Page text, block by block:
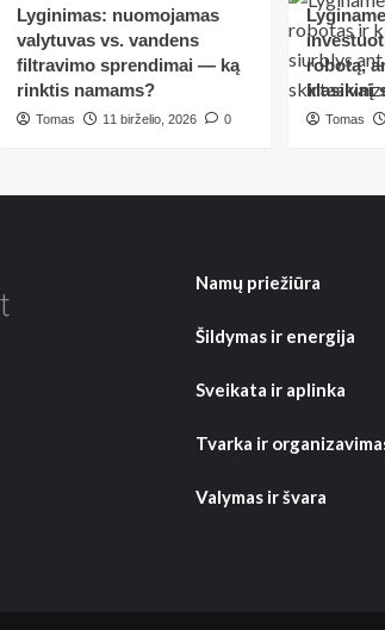
planas
nuo
įžimo
Lyginimas: nuomojamas
valytuvas vs. vandens
filtravimo sprendimai — ką
rinktis namams?
Tomas 11 birželio, 2026 0
robotą,
klasikinį
Tomas
Namų priežiūra
Šildymas ir energija
Sveikata ir aplinka
Tvarka ir
Valymas ir švara